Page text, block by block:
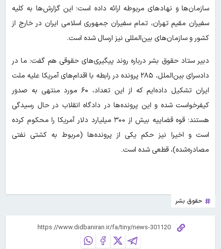
سازمان‌ها و نهادهای مربوطه ارائه داده است؛ این گزارش‌ها به کلیه
سفیران مقیم تهران، تمام سفیران جمهوری اسلامی ایران در خارج از
کشور و سازمان‌های بین‌المللی نیز ارسال شده است.
دبیر ستاد حقوق بشر درباره روند پیگیری‌های حقوقی هم گفت: ما در
دادسرای بین‌الملل، ۲۸۵ پرونده در رابطه با اقدام‌های آمریکا علیه ملت
ایران تشکیل داده‌ایم که از این تعداد، ۶۰ مورد منتهی به صدور
کیفرخواست شده و این پرونده‌ها در دادگاه انقلاب در حال رسیدگی
هستند؛ قوه قضاییه بیش از ۳۰۰ میلیارد دلار آمریکا را محکوم کرده
است و اخیرا نیز حکم یکی از پرونده‌ها (مربوط به کشتی نفتی
مصادره‌شده)، قطعی شده است.
حقوق بشر